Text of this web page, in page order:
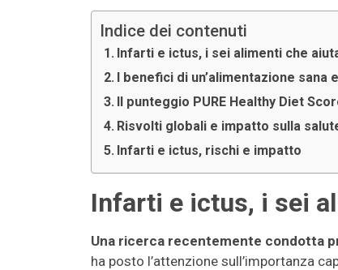
Indice dei contenuti
Infarti e ictus, i sei alimenti che
I benefici di un’alimentazione sana
Il punteggio PURE Healthy Diet
Risvolti globali e impatto sulla
Infarti e ictus, rischi e impatto
Infarti e ictus, i sei
Una ricerca recentemente condotta
ha posto l’attenzione sull’importanza